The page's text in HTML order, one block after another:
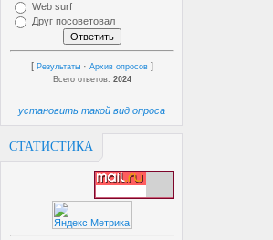
Web surf
Друг посоветовал
[ Результаты · Архив опросов ]
Всего ответов: 2024
установить такой вид опроса
СТАТИСТИКА